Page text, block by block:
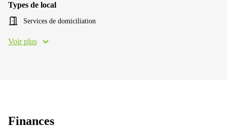
Types de local
Services de domiciliation
Voir plus
Finances